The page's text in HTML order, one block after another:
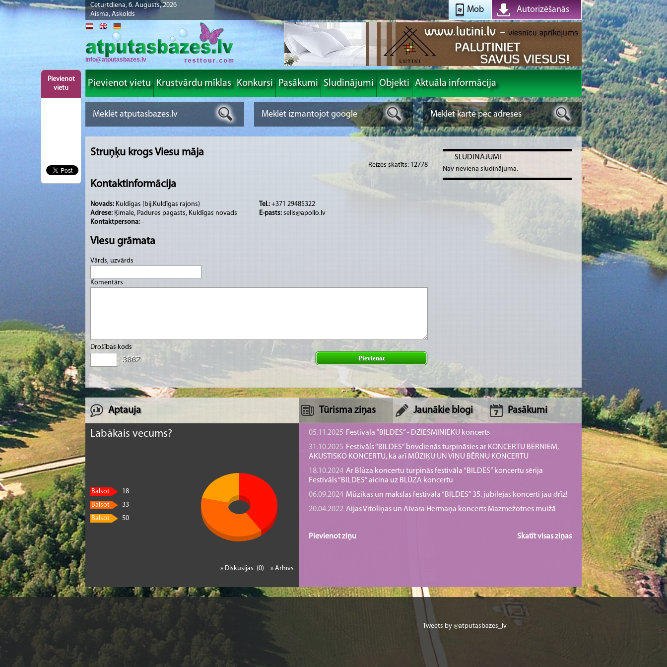
Ceturtdiena, 6. Augusts, 2026
Aisma, Askolds
Autorizēšanās
Mob
Pievienot
vietu
info@atputasbazes.lv
Pievienot vietu Krustvārdu mīklas Konkursi Pasākumi Sludinājumi Objekti Aktuāla informācija
Struņķu krogs Viesu māja
Reizes skatīts: 12778
Kontaktinformācija
Novads: Kuldīgas (bij.Kuldīgas rajons)
Adrese: Ķimale, Padures pagasts, Kuldīgas novads
Kontaktpersona: -
Tel.: +371 29485322
E-pasts: selis@apollo.lv
Viesu grāmata
Vārds, uzvārds
Komentārs
Drošības kods
Pievienot
SLUDINĀJUMI
Nav neviena sludinājuma.
Aptauja
Labākais vecums?
Balsot
18
Balsot
33
Balsot
50
» Arhīvs
» Diskusijas (0)
Tūrisma ziņas Jaunākie blogi Pasākumi
05.11.2025 Festivālā “BILDES” - DZIESMINIEKU koncerts
31.10.2025 Festivāls “BILDES” brīvdienās turpināsies ar KONCERTU BĒRNIEM,
AKUSTISKO KONCERTU, kā arī MŪZIĶU UN VIŅU BĒRNU KONCERTU
18.10.2024 Ar Blūza koncertu turpinās festivāla “BILDES” koncertu sērija
Festivāls “BILDES” aicina uz BLŪZA koncertu
06.09.2024 Mūzikas un mākslas festivāla “BILDES” 35. jubilejas koncerti jau drīz!
20.04.2022 Aijas Vītoliņas un Aivara Hermaņa koncerts Mazmežotnes muižā
Skatīt visas ziņas
Pievienot ziņu
Tweets by @atputasbazes_lv